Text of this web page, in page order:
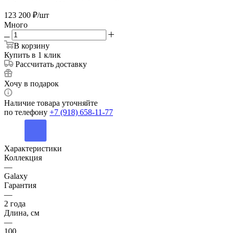
123 200 ₽/шт
Много
В корзину
Купить в 1 клик
Рассчитать доставку
Хочу в подарок
Наличие товара уточняйте
по телефону +7 (918) 658-11-77
Характеристики
Коллекция
—
Galaxy
Гарантия
—
2 года
Длина, см
—
100